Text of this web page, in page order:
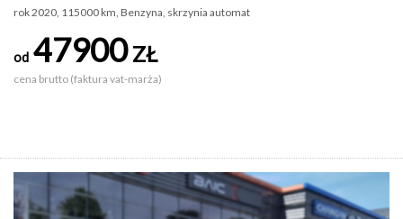
rok 2020, 115000 km, Benzyna, skrzynia automat
od 47900ZŁ
cena brutto (faktura vat-marża)